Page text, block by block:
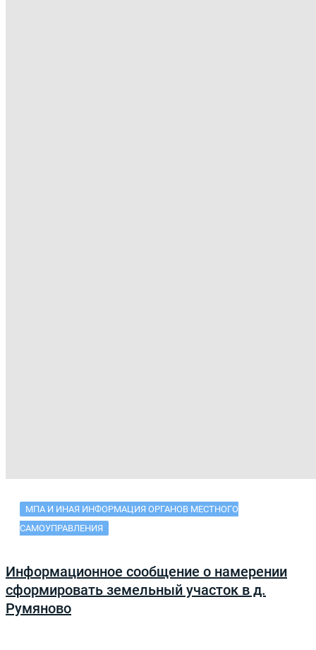
МПА И ИНАЯ ИНФОРМАЦИЯ ОРГАНОВ МЕСТНОГО
САМОУПРАВЛЕНИЯ
Информационное сообщение о намерении
сформировать земельный участок в д.
Румяново